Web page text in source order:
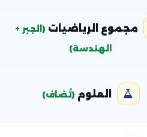
مجموع الرياضيات (الجبر +
الهندسة)
العلوم (تُضاف)